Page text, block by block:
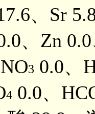
、Sr
、Zn
3 0.0、
4 0.0、